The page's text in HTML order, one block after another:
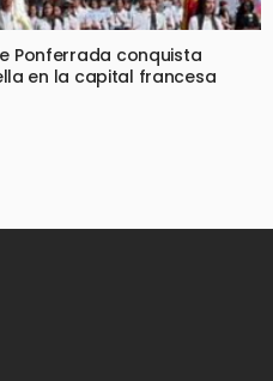
Ponferrada conquista
en la capital francesa